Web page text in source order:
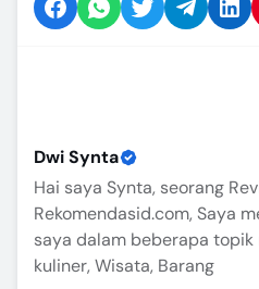
Dwi Synta
Hai saya Synta, seorang
Rekomendasid.com, Saya
saya dalam beberapa topik
kuliner, Wisata, Barang